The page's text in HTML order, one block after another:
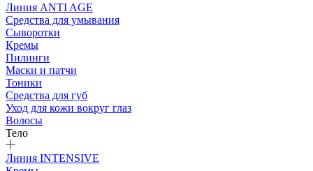
Линия ANTI AGE
Средства для умывания
Сыворотки
Кремы
Пилинги
Маски и патчи
Тоники
Средства для губ
Уход для кожи вокруг глаз
Волосы
Тело
Линия INTENSIVE